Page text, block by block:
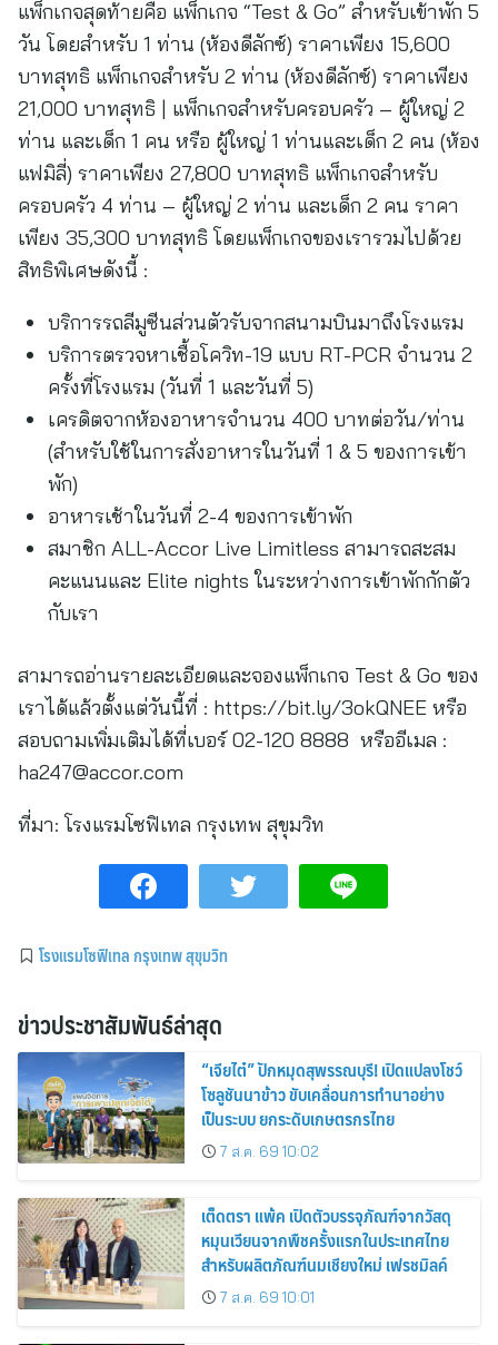
แพ็กเกจสุดท้ายคือ แพ็กเกจ “Test & Go” สำหรับเข้าพัก 5
วัน โดยสำหรับ 1 ท่าน (ห้องดีลักซ์) ราคาเพียง 15,600
บาทสุทธิ แพ็กเกจสำหรับ 2 ท่าน (ห้องดีลักซ์) ราคาเพียง
21,000 บาทสุทธิ | แพ็กเกจสำหรับครอบครัว – ผู้ใหญ่ 2
ท่าน และเด็ก 1 คน หรือ ผู้ใหญ่ 1 ท่านและเด็ก 2 คน (ห้อง
แฟมิลี่) ราคาเพียง 27,800 บาทสุทธิ แพ็กเกจสำหรับ
ครอบครัว 4 ท่าน – ผู้ใหญ่ 2 ท่าน และเด็ก 2 คน ราคา
เพียง 35,300 บาทสุทธิ โดยแพ็กเกจของเรารวมไปด้วย
สิทธิพิเศษดังนี้ :
บริการรถลีมูซีนส่วนตัวรับจากสนามบินมาถึงโรงแรม
บริการตรวจหาเชื้อโควิท-19 แบบ RT-PCR จำนวน 2
ครั้งที่โรงแรม (วันที่ 1 และวันที่ 5)
เครดิตจากห้องอาหารจำนวน 400 บาทต่อวัน/ท่าน
(สำหรับใช้ในการสั่งอาหารในวันที่ 1 & 5 ของการเข้า
พัก)
อาหารเช้าในวันที่ 2-4 ของการเข้าพัก
สมาชิก ALL-Accor Live Limitless สามารถสะสม
คะแนนและ Elite nights ในระหว่างการเข้าพักกักตัว
กับเรา
สามารถอ่านรายละเอียดและจองแพ็กเกจ Test & Go ของ
เราได้แล้วตั้งแต่วันนี้ที่ : https://bit.ly/3okQNEE หรือ
สอบถามเพิ่มเติมได้ที่เบอร์ 02-120 8888 หรืออีเมล :
ha247@accor.com
ที่มา: โรงแรมโซฟิเทล กรุงเทพ สุขุมวิท
โรงแรมโซฟิเทล กรุงเทพ สุขุมวิท
ข่าวประชาสัมพันธ์ล่าสุด
“เจียไต๋” ปักหมุดสุพรรณบุรี! เปิดแปลงโชว์
โซลูชันนาข้าว ขับเคลื่อนการทำนาอย่าง
เป็นระบบ ยกระดับเกษตรกรไทย
7 ส.ค. 69 10:02
เต็ดตรา แพ้ค เปิดตัวบรรจุภัณฑ์จากวัสดุ
หมุนเวียนจากพืชครั้งแรกในประเทศไทย
สำหรับผลิตภัณฑ์นมเชียงใหม่ เฟรชมิลค์
7 ส.ค. 69 10:01